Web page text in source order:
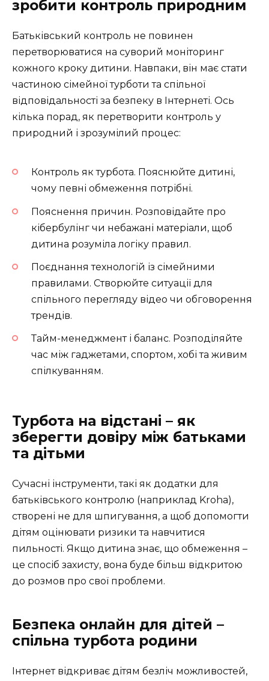
зробити контроль природним
Батьківський контроль не повинен
перетворюватися на суворий моніторинг
кожного кроку дитини. Навпаки, він має стати
частиною сімейної турботи та спільної
відповідальності за безпеку в Інтернеті. Ось
кілька порад, як перетворити контроль у
природний і зрозумілий процес:
Контроль як турбота. Пояснюйте дитині,
чому певні обмеження потрібні.
Пояснення причин. Розповідайте про
кібербулінг чи небажані матеріали, щоб
дитина розуміла логіку правил.
Поєднання технологій із сімейними
правилами. Створюйте ситуації для
спільного перегляду відео чи обговорення
трендів.
Тайм-менеджмент і баланс. Розподіляйте
час між гаджетами, спортом, хобі та живим
спілкуванням.
Турбота на відстані – як
зберегти довіру між батьками
та дітьми
Сучасні інструменти, такі як додатки для
батьківського контролю (наприклад Kroha),
створені не для шпигування, а щоб допомогти
дітям оцінювати ризики та навчитися
пильності. Якщо дитина знає, що обмеження –
це спосіб захисту, вона буде більш відкритою
до розмов про свої проблеми.
Безпека онлайн для дітей –
спільна турбота родини
Інтернет відкриває дітям безліч можливостей,